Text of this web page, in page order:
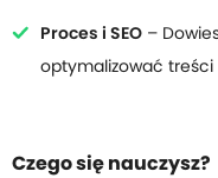
Proces i SEO –
optymalizować treści
Czego się nauczysz?